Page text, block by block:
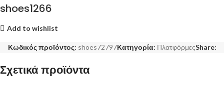
shoes1266
Add to wishlist
Κωδικός προϊόντος: shoes72797Κατηγορία: ΠλατφόρμεςShare:
Σχετικά προϊόντα